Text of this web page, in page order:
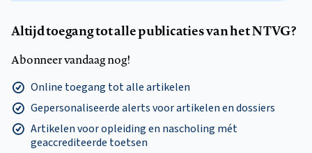
Altijd toegang tot alle publicaties van het NTVG?
Abonneer vandaag nog!
Online toegang tot alle artikelen
Gepersonaliseerde alerts voor artikelen en dossiers
Artikelen voor opleiding en nascholing mét
geaccrediteerde toetsen